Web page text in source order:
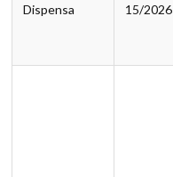
Dispensa 15/2026